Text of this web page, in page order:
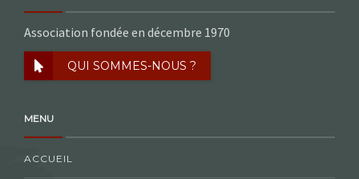
Association fondée en décembre 1970
QUI SOMMES-NOUS ?
MENU
ACCUEIL